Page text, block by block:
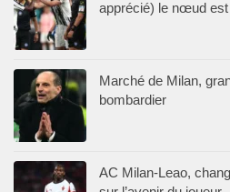
apprécié) le nœud est
Marché de Milan,
bombardier
AC Milan-Leao,